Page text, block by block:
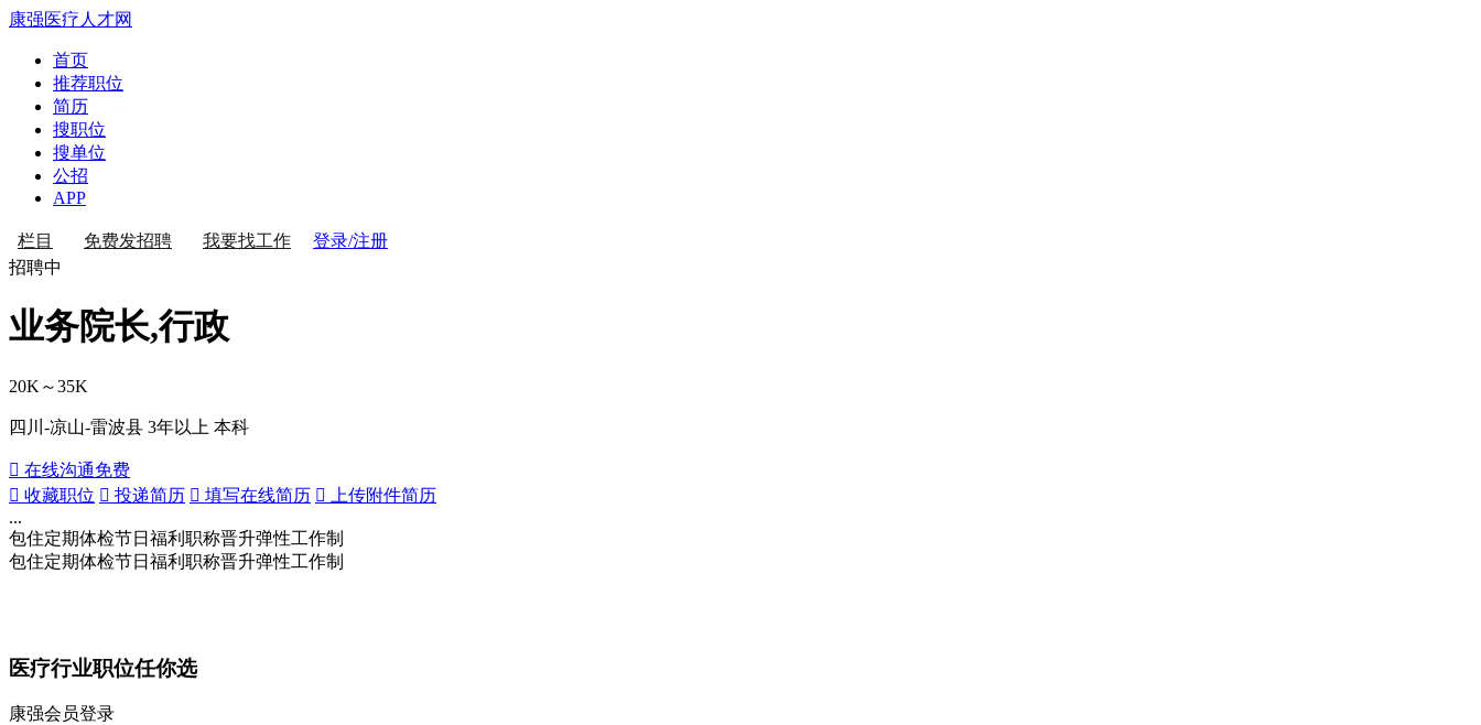
康强医疗人才网
首页
推荐职位
简历
搜职位
搜单位
公招
APP
栏目 免费发招聘 我要找工作
登录/注册
招聘中
业务院长,行政
20K～35K
四川-凉山-雷波县 3年以上 本科
 在线沟通免费
 收藏职位  投递简历  填写在线简历  上传附件简历
...
包住定期体检节日福利 职称晋升弹性工作制
包住定期体检节日福利 职称晋升弹性工作制
医疗行业职位任你选
康强会员登录